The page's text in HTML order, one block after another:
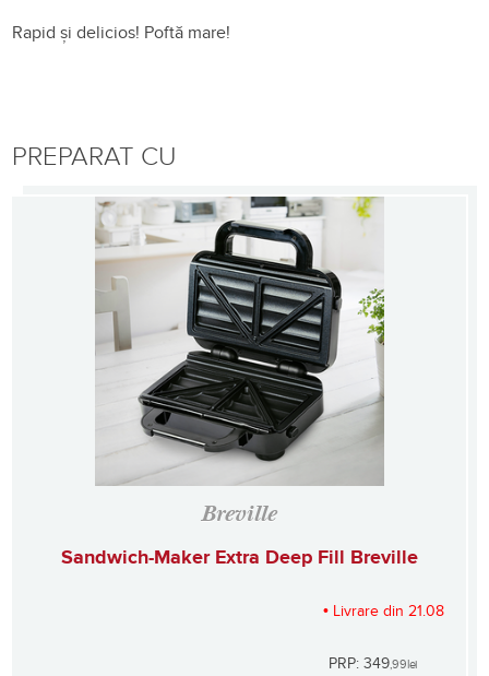
Rapid și delicios! Poftă mare!
PREPARAT CU
Breville
Sandwich-Maker Extra Deep Fill Breville
• Livrare din 21.08
PRP: 349,99lei